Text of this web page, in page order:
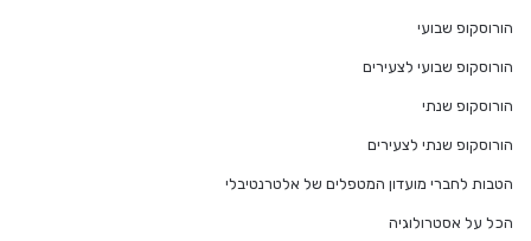
הורוסקופ שבועי
הורוסקופ שבועי לצעירים
הורוסקופ שנתי
הורוסקופ שנתי לצעירים
הטבות לחברי מועדון המטפלים של אלטרנטיבלי
הכל על אסטרולוגיה